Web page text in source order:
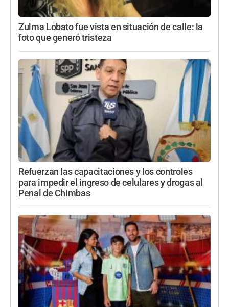
Zulma Lobato fue vista en situación de calle: la
foto que generó tristeza
Refuerzan las capacitaciones y los controles
para impedir el ingreso de celulares y drogas al
Penal de Chimbas